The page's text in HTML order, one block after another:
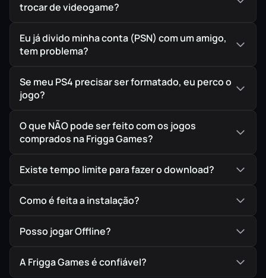
trocar de videogame?
Eu já divido minha conta (PSN) com um amigo,
tem problema?
Se meu PS4 precisar ser formatado, eu perco o
jogo?
O que NÃO pode ser feito com os jogos
comprados na Frigga Games?
Existe tempo limite para fazer o download?
Como é feita a instalação?
Posso jogar Offline?
A Frigga Games é confiável?